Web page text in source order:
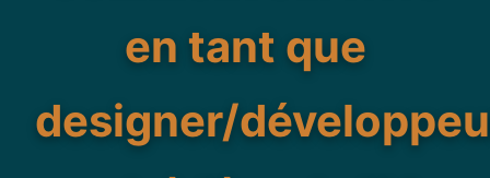
About
en tant que
designer/